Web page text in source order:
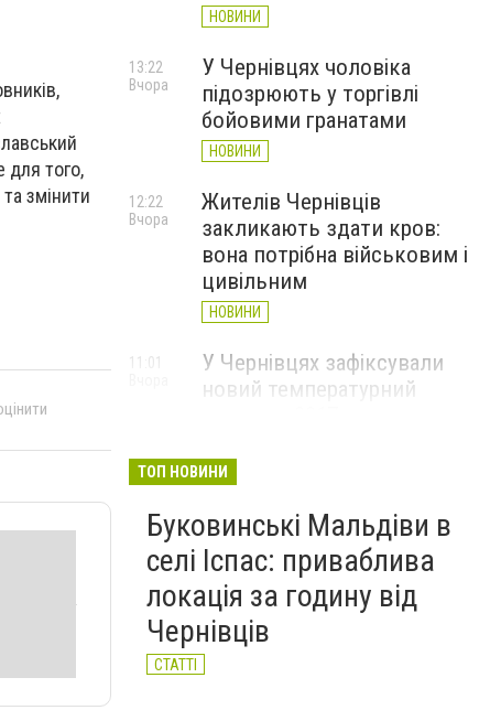
для того,
змінити
НОВИНИ
У Чернівцях чоловіка
підозрюють у торгівлі
бойовими гранатами
НОВИНИ
13:22
Вчора
Жителів Чернівців
закликають здати кров:
вона потрібна військовим і
цивільним
НОВИНИ
12:22
Вчора
У Чернівцях зафіксували
новий температурний
11:01
області обмежили рух
великовагового транспорту
НОВИНИ
Вчора
ТОП НОВИНИ
Буковинські Мальдіви в
селі Іспас: приваблива
локація за годину від
Чернівців
СТАТТІ